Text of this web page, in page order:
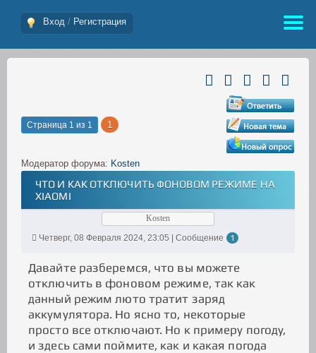
Вход / Регистрация
Страница 1 из 1 1
Модератор форума: Kosten
ЧТО И КАК ОТКЛЮЧИТЬ ФОНОВОМ РЕЖИМЕ НА
XIAOMI
Kosten
Четверг, 08 Февраля 2024, 23:05 | Сообщение
1
Давайте разберемся, что вы можете
отключить в фоновом режиме, так как
данный режим люто тратит заряд
аккумулятора. Но ясно то, некоторые
просто все отключают. Но к примеру погоду,
и здесь сами поймите, как и какая погода